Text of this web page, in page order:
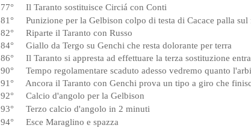
77° Il Taranto sostituisce Circiá con Conti
81° Punizione per la Gelbison colpo di testa di Cacace palla sul
82° Riparte il Taranto con Russo
84°     Giallo da Tergo su Genchi che resta dolorante per terra
86°
Il Taranto si appresta ad effettuare la terza sostituzione
90° Tempo regolamentare scaduto adesso vedremo quanto
91° Ancora il Taranto con Genchi prova un tipo a giro che
92° Calcio d'angolo per la Gelbison
93°     Terzo calcio d'angolo in 2 minuti
94°     Esce Maraglino e spazza